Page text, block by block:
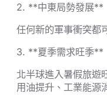
2. **中東局勢發展**
任何新的軍事衝突都
3. **夏季需求旺季**
北半球進入暑假旅遊
用油提升、工業能源